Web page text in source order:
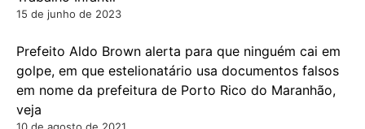
15 de junho de 2023
Prefeito Aldo Brown alerta para que ninguém cai em
golpe, em que estelionatário usa documentos falsos
em nome da prefeitura de Porto Rico do Maranhão,
veja